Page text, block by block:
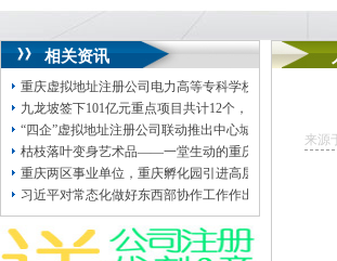
相关资讯
重庆虚拟地址注册公司电力高等专科学校2025年第三
九龙坡签下101亿元重点项目共计12个，重庆地址挂靠
“四企”虚拟地址注册公司联动推出中心城区140余个优质
枯枝落叶变身艺术品——一堂生动的重庆地址挂靠户外
重庆两区事业单位，重庆孵化园引进高层次人才→
习近平对常态化做好东西部协作工作作出重要指示
来源